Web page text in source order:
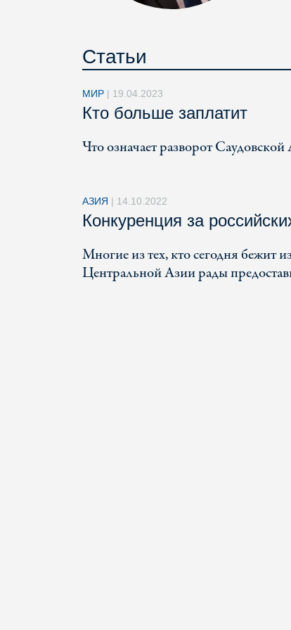
Статьи
МИР | 19.04.2023
Кто больше заплатит
Что означает разворот
АЗИЯ | 14.10.2022
Конкуренция за
Многие из тех, кто сегодня бежит
Центральной Азии рады